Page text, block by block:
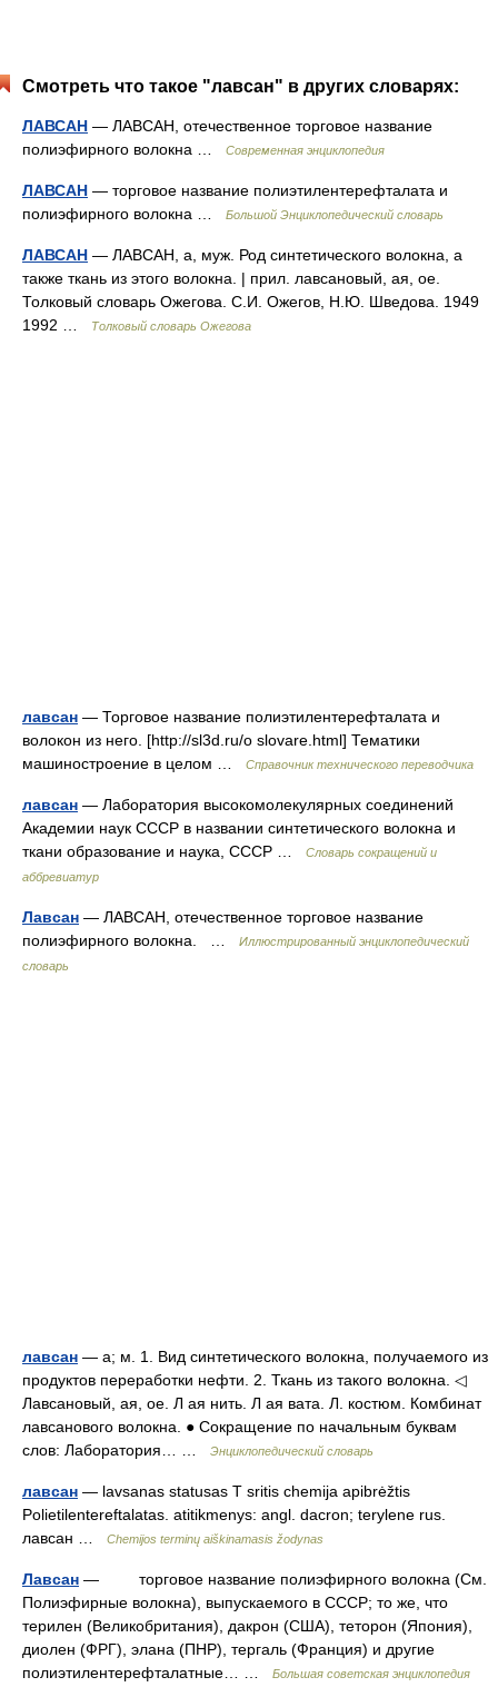
Смотреть что такое "лавсан" в других словарях:
ЛАВСАН — ЛАВСАН, отечественное торговое название
полиэфирного волокна …
Современная энциклопедия
ЛАВСАН — торговое название полиэтилентерефталата и
полиэфирного волокна …
Большой Энциклопедический словарь
ЛАВСАН — ЛАВСАН, а, муж. Род синтетического волокна, а
также ткань из этого волокна. | прил. лавсановый, ая, ое.
Толковый словарь Ожегова. С.И. Ожегов, Н.Ю. Шведова. 1949
1992 …
Толковый словарь Ожегова
лавсан — Торговое название полиэтилентерефталата и
волокон из него. [http://sl3d.ru/o slovare.html] Тематики
машиностроение в целом …
Справочник технического переводчика
лавсан — Лаборатория высокомолекулярных соединений
Академии наук СССР в названии синтетического волокна и
ткани образование и наука, СССР …
Словарь сокращений и
аббревиатур
Лавсан — ЛАВСАН, отечественное торговое название
полиэфирного волокна. …
Иллюстрированный энциклопедический
словарь
лавсан — а; м. 1. Вид синтетического волокна, получаемого из
продуктов переработки нефти. 2. Ткань из такого волокна. ◁
Лавсановый, ая, ое. Л ая нить. Л ая вата. Л. костюм. Комбинат
лавсанового волокна. ● Сокращение по начальным буквам
слов: Лаборатория… …
Энциклопедический словарь
лавсан — lavsanas statusas T sritis chemija apibrėžtis
Polietilentereftalatas. atitikmenys: angl. dacron; terylene rus.
лавсан …
Chemijos terminų aiškinamasis žodynas
Лавсан — торговое название полиэфирного волокна (См.
Полиэфирные волокна), выпускаемого в СССР; то же, что
терилен (Великобритания), дакрон (США), теторон (Япония),
диолен (ФРГ), элана (ПНР), тергаль (Франция) и другие
полиэтилентерефталатные… …
Большая советская энциклопедия